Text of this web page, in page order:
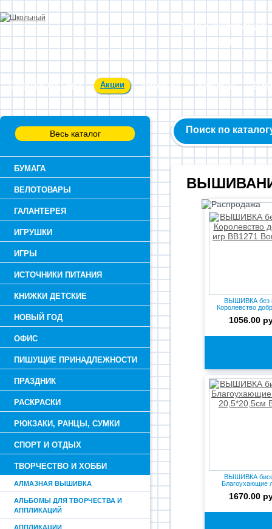
Заказ и консультация:
54-55-60
Оплата и доставка Акции Вакансии Контакты О
Весь каталог
БУМАГА
ВЕЛОТОВАРЫ
ГАЛАНТЕРЕЯ
ИГРУШКИ
ИГРЫ
ИСТОЧНИКИ ПИТАНИЯ
КНИЖКИ ДЕТСКИЕ
НОВЫЙ ГОД
ОФИС
ПИШУЩИЕ ПРИНАДЛЕЖНОСТИ
ПРАЗДНИК
РАСКРАСКИ
РЮКЗАКИ, РАНЦЫ, СУМКИ
СПОРТ И ОТДЫХ
ТВОРЧЕСТВО И ХОББИ
АЛМАЗНАЯ ВЫШИВКА
АЛЬБОМЫ ДЛЯ ТВОРЧЕСТВА И
АППЛИКАЦИЙ
АППЛИКАЦИИ
Поиск по
ВЫШИВКА без
Королевство
1056.00
ВЫШИВКА
Благоухающие
1670.00